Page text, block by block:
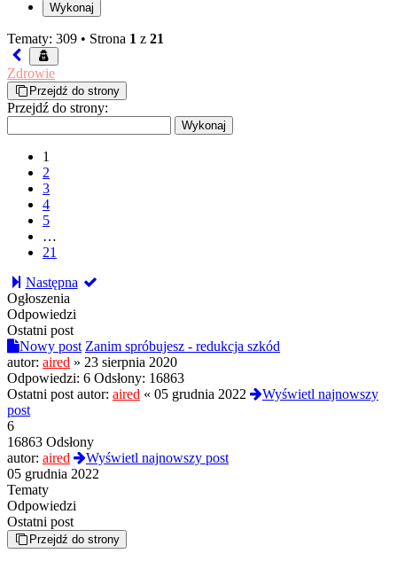
Tematy: 309 • Strona 1 z 21
Zdrowie
Przejdź do strony
Przejdź do strony:
1
2
3
4
5
…
21
Następna
Ogłoszenia
Odpowiedzi
Ostatni post
Nowy post Zanim spróbujesz - redukcja szkód
autor: aired » 23 sierpnia 2020
Odpowiedzi: 6 Odsłony: 16863
Ostatni post autor: aired « 05 grudnia 2022
Wyświetl najnowszy
post
6
16863 Odsłony
autor: aired
Wyświetl najnowszy post
05 grudnia 2022
Tematy
Odpowiedzi
Ostatni post
Przejdź do strony